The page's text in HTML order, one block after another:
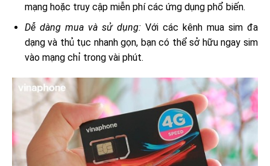
mạng hoặc truy cập miễn phí các ứng dụng phổ biến.
Dễ dàng mua và sử dụng:Với các kênh mua sim đa
dạng và thủ tục nhanh gọn, bạn có thể sở hữu ngay sim
vào mạng chỉ trong vài phút.